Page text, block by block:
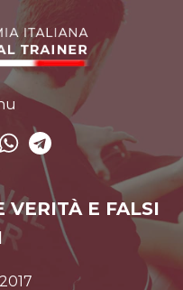
VERITÀ E FALSI